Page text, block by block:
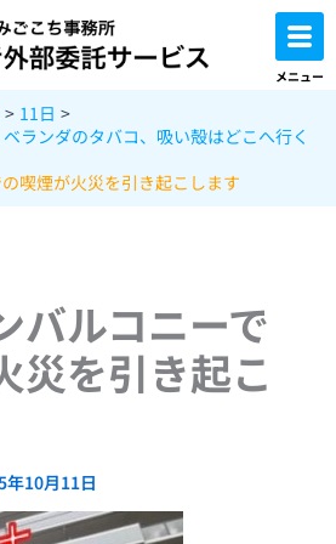
メニュー
11日
ベランダのタバコ、吸い殻はどこへ行く
喫煙が火災を引き起こします
バルコニーで
災を引き起こ
年10月11日